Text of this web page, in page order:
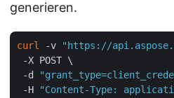
generieren.
curl -v "https://
-X POST \
-d
-H
"Content-Type: